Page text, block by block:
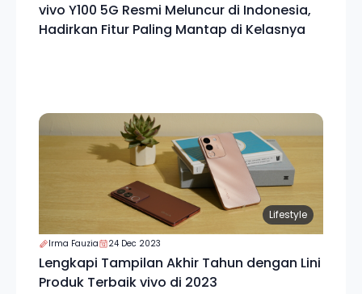
vivo Y100 5G Resmi Meluncur di Indonesia,
Hadirkan Fitur Paling Mantap di Kelasnya
Lifestyle
Irma Fauzia 24 Dec 2023
Lengkapi Tampilan Akhir Tahun dengan Lini
Produk Terbaik vivo di 2023